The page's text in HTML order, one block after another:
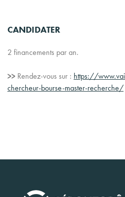
CANDIDATER
2 financements par an.
>> Rendez-vous sur : https://
chercheur-bourse-master-recherche/